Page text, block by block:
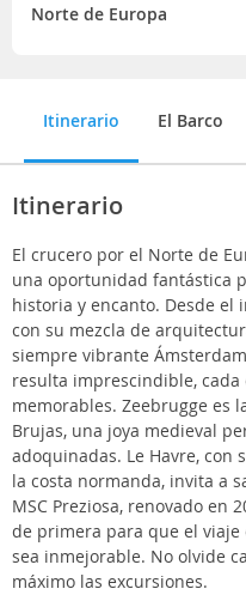
Norte de Europa
Itinerario El Barco
Itinerario
El crucero por el Norte de
una oportunidad fantástica
historia y encanto. Desde el
con su mezcla de
siempre vibrante
resulta imprescindible,
memorables. Zeebrugge es
Brujas, una joya medieval
adoquinadas. Le Havre, con
la costa normanda, invita a
MSC Preziosa, renovado en
de primera para que el
sea inmejorable. No olvide
máximo las excursiones.